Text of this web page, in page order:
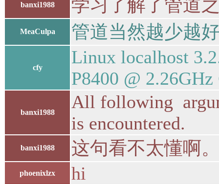
banxi1988 学习了解了管道
MeaCulpa 管道当然越少越
cfy
Linux localhost
P8400 @
banxi1988
All following
is encountered.
banxi1988 这句看不太懂啊
phoenixlzx hi